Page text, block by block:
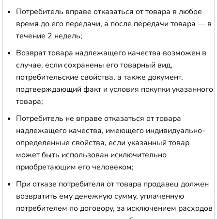
Потребитель вправе отказаться от товара в любое
время до его передачи, а после передачи товара — в
течение 2 недель;
Возврат товара надлежащего качества возможен в
случае, если сохранены его товарный вид,
потребительские свойства, а также документ,
подтверждающий факт и условия покупки указанного
товара;
Потребитель не вправе отказаться от товара
надлежащего качества, имеющего индивидуально-
определенные свойства, если указанный товар
может быть использован исключительно
приобретающим его человеком;
При отказе потребителя от товара продавец должен
возвратить ему денежную сумму, уплаченную
потребителем по договору, за исключением расходов